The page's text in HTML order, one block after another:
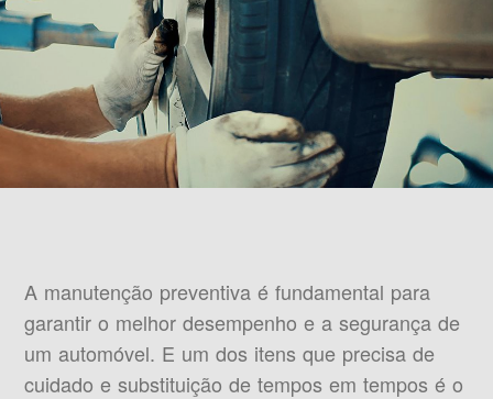
A manutenção preventiva é fundamental para
garantir o melhor desempenho e a segurança de
um automóvel. E um dos itens que precisa de
cuidado e substituição de tempos em tempos é o